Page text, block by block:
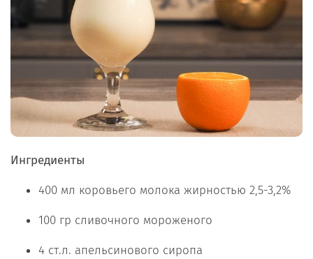
Ингредиенты
400 мл коровьего молока жирностью 2,5-3,2%
100 гр сливочного мороженого
4 ст.л. апельсинового сиропа